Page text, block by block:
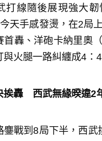
打線隨後展現強大
天手感發燙，在2局
首轟、洋砲卡納里奧
與火腿一路糾纏成4：4
挨轟 西武無緣暌違2
鏖戰到8局下半，西